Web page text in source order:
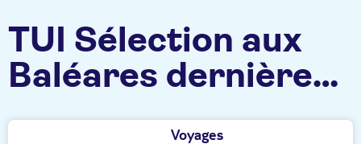
TUI Sélection aux
Baléares dernière
minute
Voyages